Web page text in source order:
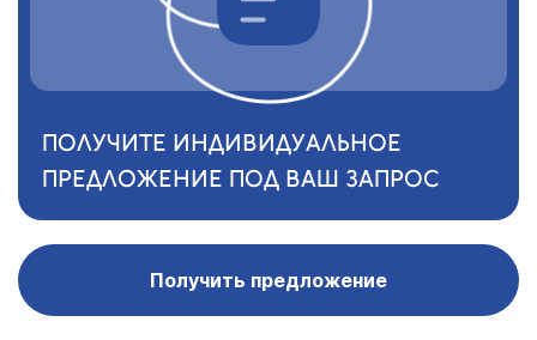
ПОЛУЧИТЕ ИНДИВИДУАЛЬНОЕ
ПРЕДЛОЖЕНИЕ ПОД ВАШ ЗАПРОС
Получить предложение